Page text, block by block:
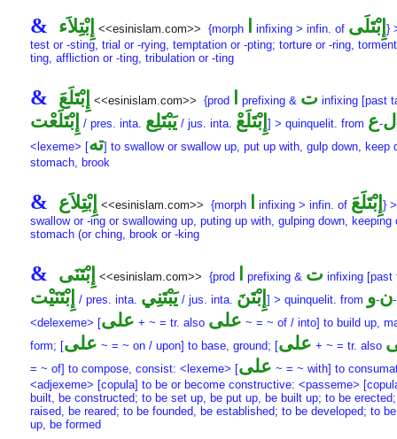
& إِبْتِلاَء <<esinislam.com>> {morph infixing > infin. of إِبْتَلَى }
test or -sting, trial or -rying, temptation or -pting; torture or -ring,
ting, affliction or -ting, tribulation or -ting
& إِبْتَلَعَ <<esinislam.com>> {prod prefixing & ت infixing [past
إِبْتَلَعْت / pres. inta. يَبْتَلِع / jus. inta. إِبْتَلَعْ ] > quinquelit. from ل-ع
<lexeme> [ته] to swallow or swallow up, put up with, gulp down, keep
stomach, brook
& إِبْتِلاَع <<esinislam.com>> {morph infixing > infin. of إِبْتَلَعَ }
swallow or -ing or swallowing up, puting up with, gulping down, keeping
stomach (or ching, brook or -king
& إِبْتَنَى <<esinislam.com>> {prod prefixing & ت infixing [past
إِبْتَنَيْت / pres. inta. يَبْتَنِي / jus. inta. إِبْتَنَ ] > quinquelit. from -ن-و
<delexeme> [على + ~ = tr. also على ~ = ~ of / into] to build up,
form; [على ~ = ~ on / upon] to base, ground; [على + ~ = tr. also
= ~ of] to compose, consist: <lexeme> [على ~ = ~ with] to
<adjexeme> [copula] to be or become constructive: <passeme>
built, be constructed; to be set up, be put up, be built up; to be
raised, be reared; to be founded, be established; to be developed; to
up, be formed